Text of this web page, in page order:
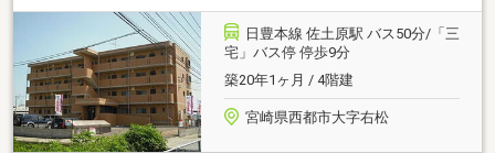
日豊本線 佐土原駅 バス50分/「三
宅」バス停 停歩9分
築20年1ヶ月 / 4階建
宮崎県西都市大字右松